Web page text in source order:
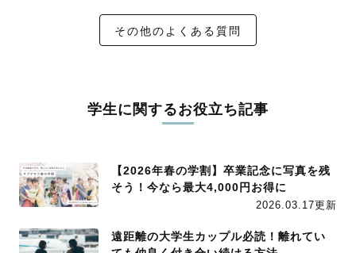
その他のよくある質問
学生に関するお役立ち記事
【2026年春の学割】卒業記念に写真を残
そう！今なら最大4,000円お得に
2026.03.17更新
遠距離の大学生カップル必読！離れてい